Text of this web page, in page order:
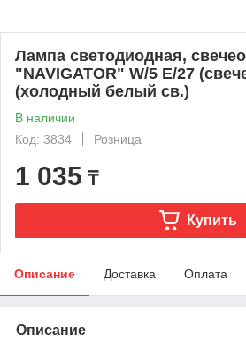
Лампа светодиодная,
"NAVIGATOR" W/5 Е/27
(холодный белый св.)
В наличии
Код: 3834
Розница
1 035 ₸
Купить
Описание Доставка Оплата
Описание